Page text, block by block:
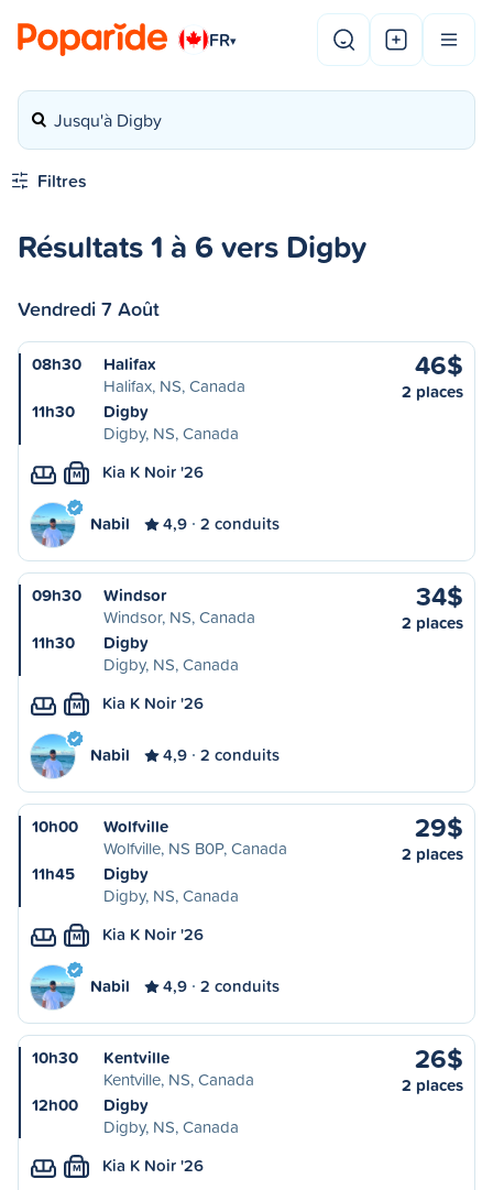
FR▾
Jusqu'à Digby
Filtres
Résultats 1 à 6 vers Digby
Vendredi 7 Août
08h30
Halifax
Halifax, NS, Canada
11h30
Digby
Digby, NS, Canada
46$
2 places
M Kia K Noir '26
Nabil 4,9 2 conduits
09h30
Windsor
Windsor, NS, Canada
11h30
Digby
Digby, NS, Canada
34$
2 places
M Kia K Noir '26
Nabil 4,9 2 conduits
10h00
Wolfville
Wolfville, NS B0P, Canada
11h45
Digby
Digby, NS, Canada
29$
2 places
M Kia K Noir '26
Nabil 4,9 2 conduits
10h30
Kentville
Kentville, NS, Canada
12h00
Digby
Digby, NS, Canada
26$
2 places
M Kia K Noir '26